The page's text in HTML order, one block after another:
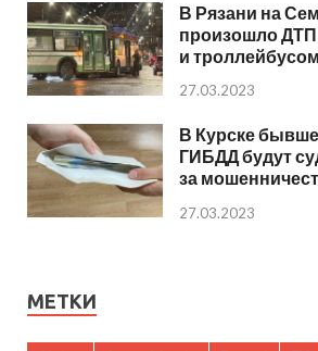
В Рязани на
произошло ДТП
и троллейбусом
27.03.2023
В Курске
ГИБДД будут
за
27.03.2023
МЕТКИ